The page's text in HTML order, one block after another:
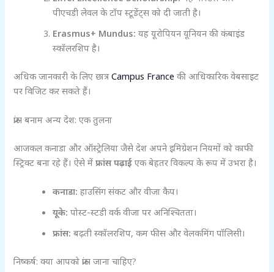
पीएचडी लेवल के टॉप स्टूडेंट्स को दी जाती है।
Erasmus+ Mundus: यह यूरोपियन यूनियन की कंबाइंड
स्कॉलरशिप है।
अधिक जानकारी के लिए छात्रCampus France की आधिकारिक वेबसाइट
पर विजिट कर सकते हैं।
फ्रांस बनाम अन्य देश: एक तुलना
आजकल कनाडा और ऑस्ट्रेलिया जैसे देश अपने इमिग्रेशन नियमों को काफी
स्ट्रिक्ट बना रहे हैं। ऐसे मेंफ्रांस पढ़ाई एक बेहतर विकल्प के रूप में उभरा है।
कनाडा: हाउसिंग संकट और वीजा कैप।
यूके: पोस्ट-स्टडी वर्क वीजा पर अनिश्चितता।
फ्रांस: बढ़ती स्कॉलरशिप, कम फीस और वेलकमिंग पॉलिसी।
निष्कर्ष: क्या आपको फ्रांस जाना चाहिए?